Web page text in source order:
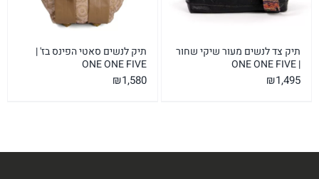
תיק צד לנשים מעור שיקי שחור
| ONE ONE FIVE
₪1,495
תיק לנשים סאטי הפינס בז' |
ONE ONE FIVE
₪1,580